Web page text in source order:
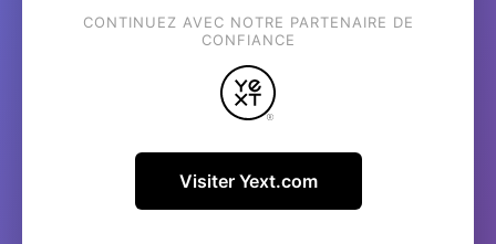
CONTINUEZ AVEC NOTRE PARTENAIRE DE
CONFIANCE
Visiter Yext.com